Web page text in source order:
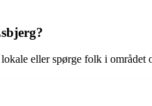
eller spørge folk i området